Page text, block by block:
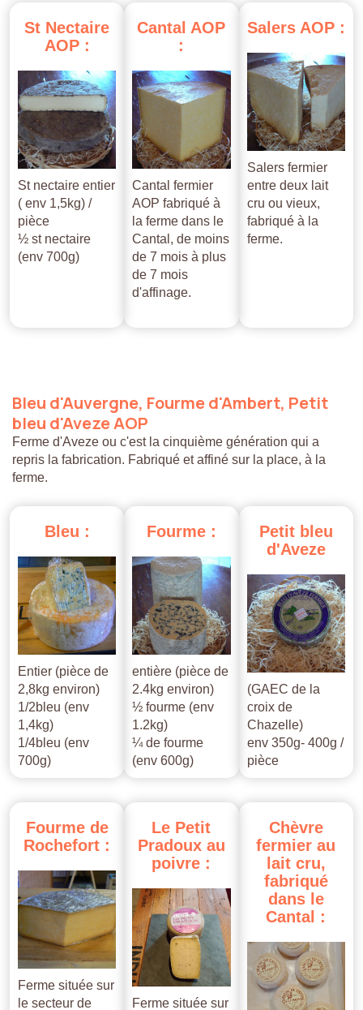
St Nectaire
AOP :
St nectaire entier
( env 1,5kg) /
pièce
½ st nectaire
(env 700g)
Cantal AOP
:
Cantal fermier
AOP fabriqué à
la ferme dans le
Cantal, de moins
de 7 mois à plus
de 7 mois
d'affinage.
Salers AOP :
Salers fermier
entre deux lait
cru ou vieux,
fabriqué à la
ferme.
Bleu d'Auvergne, Fourmed'Ambert, Petit
bleu d'AvezeAOP
Ferme d'Aveze ou c'est la cinquième génération qui a
repris la fabrication. Fabriqué et affiné sur la place, à la
ferme.
Bleu :
Entier (pièce de
2,8kg environ)
1/2bleu (env
1,4kg)
1/4bleu (env
700g)
Fourme :
entière (pièce de
2.4kg environ)
½ fourme (env
1.2kg)
¼ de fourme
(env 600g)
Petit bleu
d'Aveze
(GAEC de la
croix de
Chazelle)
env 350g- 400g /
pièce
Fourme de
Rochefort :
Ferme située sur
le secteur de
Le Petit
Pradoux au
poivre :
Ferme située sur
Chèvre
fermier au
lait cru,
fabriqué
dans le
Cantal :